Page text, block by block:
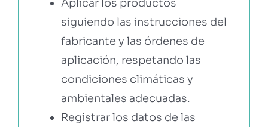
Aplicar los productos
siguiendo las instrucciones del
fabricante y las órdenes de
aplicación, respetando las
condiciones climáticas y
ambientales adecuadas.
Registrar los datos de las